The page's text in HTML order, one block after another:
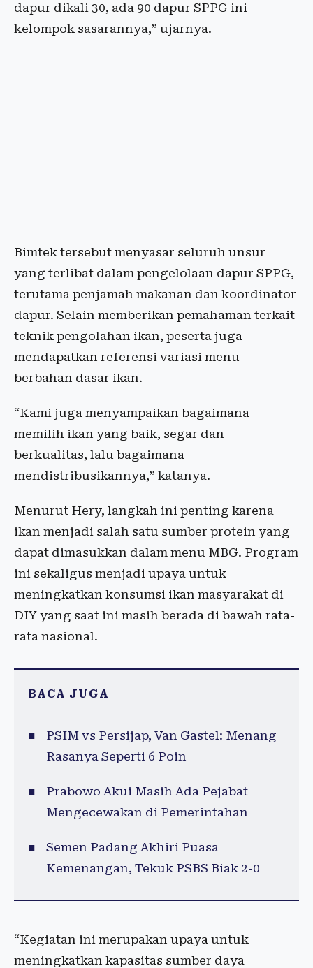
dapur dikali 30, ada 90 dapur SPPG ini
kelompok sasarannya,” ujarnya.
Bimtek tersebut menyasar seluruh unsur
yang terlibat dalam pengelolaan dapur SPPG,
terutama penjamah makanan dan koordinator
dapur. Selain memberikan pemahaman terkait
teknik pengolahan ikan, peserta juga
mendapatkan referensi variasi menu
berbahan dasar ikan.
“Kami juga menyampaikan bagaimana
memilih ikan yang baik, segar dan
berkualitas, lalu bagaimana
mendistribusikannya,” katanya.
Menurut Hery, langkah ini penting karena
ikan menjadi salah satu sumber protein yang
dapat dimasukkan dalam menu MBG. Program
ini sekaligus menjadi upaya untuk
meningkatkan konsumsi ikan masyarakat di
DIY yang saat ini masih berada di bawah rata-
rata nasional.
BACA JUGA
PSIM vs Persijap, Van Gastel: Menang
Rasanya Seperti 6 Poin
Prabowo Akui Masih Ada Pejabat
Mengecewakan di Pemerintahan
Semen Padang Akhiri Puasa
Kemenangan, Tekuk PSBS Biak 2-0
“Kegiatan ini merupakan upaya untuk
meningkatkan kapasitas sumber daya